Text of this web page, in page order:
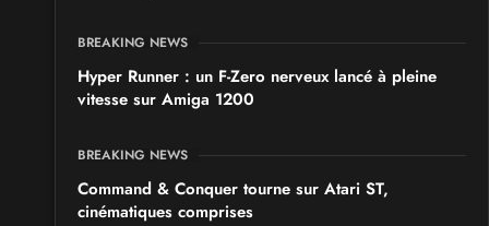
BREAKING NEWS
Hyper Runner : un F-Zero nerveux lancé à pleine
vitesse sur Amiga 1200
BREAKING NEWS
Command & Conquer tourne sur Atari ST,
cinématiques comprises